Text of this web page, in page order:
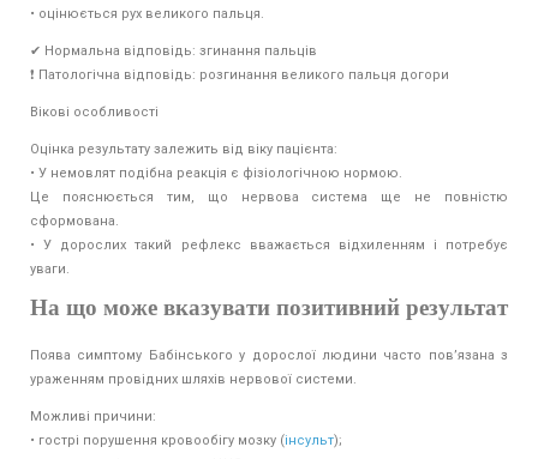
• оцінюється рух великого пальця.
✔ Нормальна відповідь: згинання пальців
❗ Патологічна відповідь: розгинання великого пальця догори
Вікові особливості
Оцінка результату залежить від віку пацієнта:
• У немовлят подібна реакція є фізіологічною нормою.
Це пояснюється тим, що нервова система ще не повністю
сформована.
• У дорослих такий рефлекс вважається відхиленням і потребує
уваги.
На що може вказувати позитивний результат
Поява симптому Бабінського у дорослої людини часто пов’язана з
ураженням провідних шляхів нервової системи.
Можливі причини:
• гострі порушення кровообігу мозку (інсульт);